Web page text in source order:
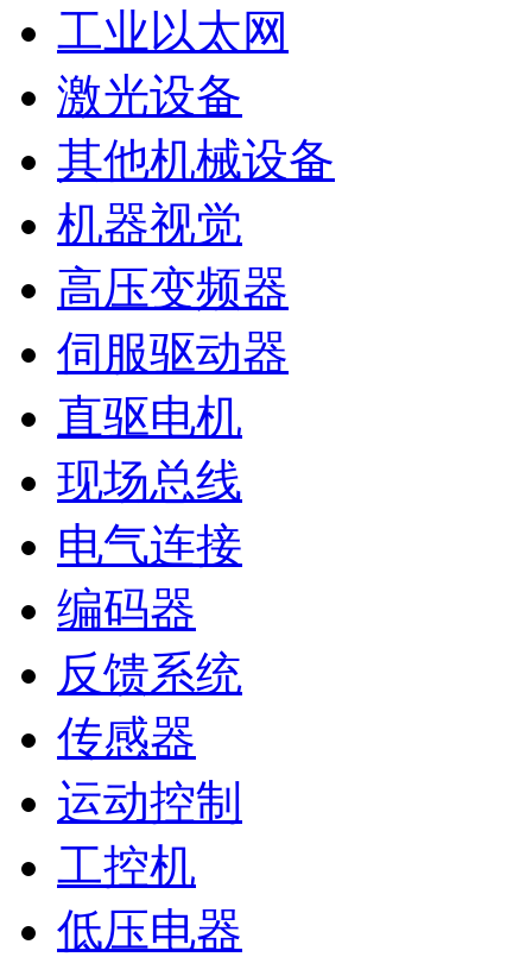
工业以太网
激光设备
其他机械设备
机器视觉
高压变频器
伺服驱动器
直驱电机
现场总线
电气连接
编码器
反馈系统
传感器
运动控制
工控机
低压电器